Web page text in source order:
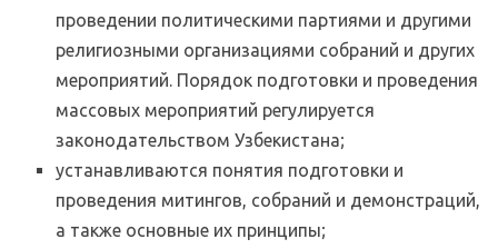
проведении политическими партиями и другими
религиозными организациями собраний и других
мероприятий. Порядок подготовки и проведения
массовых мероприятий регулируется
законодательством Узбекистана;
устанавливаются понятия подготовки и
проведения митингов, собраний и демонстраций,
а также основные их принципы;